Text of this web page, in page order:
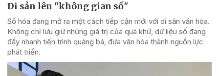
Di sản lên "không gian số"
Số hóa đang mở ra một cách tiếp cận mới với di sản văn hóa.
Không chỉ lưu giữ những giá trị của quá khứ, dữ liệu số đang
đẩy nhanh tiến trình quảng bá, đưa văn hóa thành nguồn lực
phát triển.